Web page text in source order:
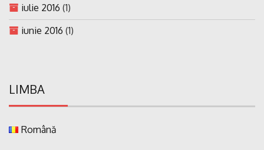
iulie 2016 (1)
iunie 2016 (1)
LIMBA
Română